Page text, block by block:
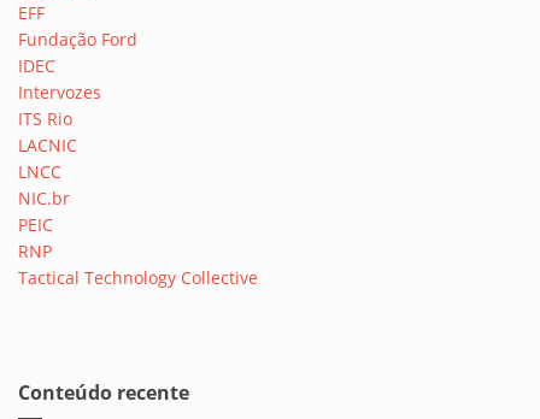
EFF
Fundação Ford
IDEC
Intervozes
ITS Rio
LACNIC
LNCC
NIC.br
PEIC
RNP
Tactical Technology Collective
Conteúdo recente